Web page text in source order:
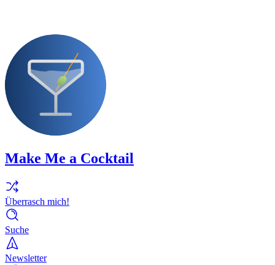
Make Me a Cocktail
Überrasch mich!
Suche
Newsletter